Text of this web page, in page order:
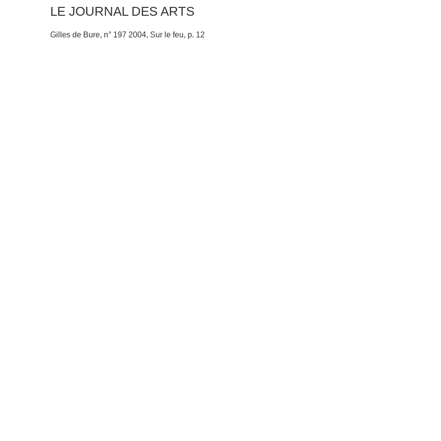
LE JOURNAL DES ARTS
Gilles de Bure, n° 197 2004, Sur le feu, p. 12